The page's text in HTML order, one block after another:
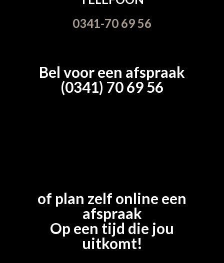
0341-70 69 56
Bel voor een afspraak
(0341) 70 69 56
of plan zelf online een
afspraak
Op een tijd die jou
uitkomt!